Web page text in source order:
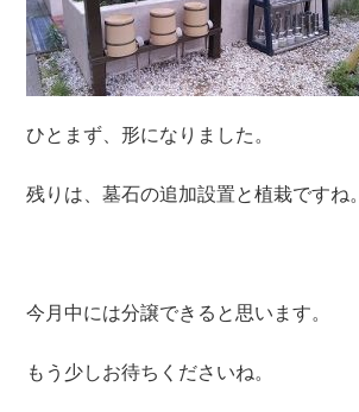
ひとまず、形になりました。
残りは、墓石の追加設置と植栽ですね。
今月中には分譲できると思います。
もう少しお待ちくださいね。